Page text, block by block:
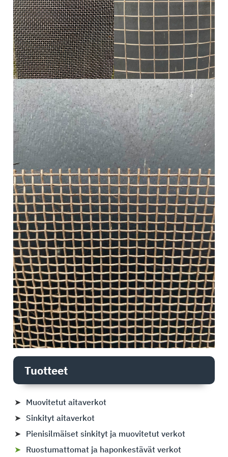
Ensisijainen
sivupalkki
Tuotteet
Muovitetut aitaverkot
Sinkityt aitaverkot
Pienisilmäiset sinkityt ja muovitetut verkot
Ruostumattomat ja haponkestävät verkot